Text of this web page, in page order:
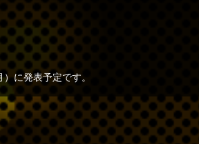
に発表予定です。